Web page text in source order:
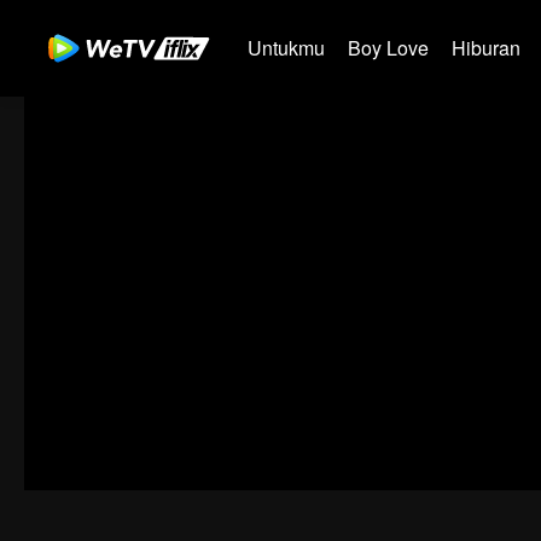
Untukmu Boy Love Hiburan